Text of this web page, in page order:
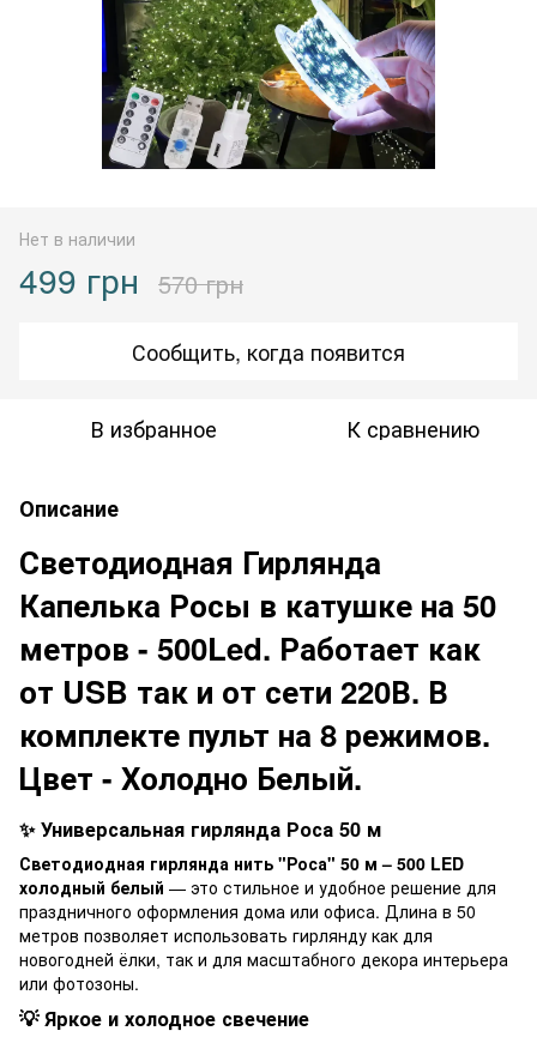
Нет в наличии
499 грн 570 грн
Сообщить, когда появится
В избранное К сравнению
Описание
Светодиодная Гирлянда
Капелька Росы в катушке на 50
метров - 500Led. Работает как
от USB так и от сети 220В. В
комплекте пульт на 8 режимов.
Цвет - Холодно Белый.
✨ Универсальная гирлянда Роса 50 м
Светодиодная гирлянда нить "Роса" 50 м – 500 LED
холодный белый — это стильное и удобное решение для
праздничного оформления дома или офиса. Длина в 50
метров позволяет использовать гирлянду как для
новогодней ёлки, так и для масштабного декора интерьера
или фотозоны.
💡 Яркое и холодное свечение